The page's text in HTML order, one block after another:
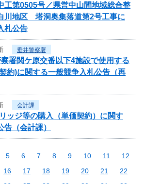
工第0505号／県営中山間地域総合整
地区 塔洞奥集落道第2号工事に
札公告
垂井警察署
署関ケ原交番以下4施設で使用する
約)に関する一般競争入札公告（再
会計課
ッジ等の購入（単価契約）に関す
（会計課）
5 6 7 8 9 10 11
12
16 17 18 19 20 21
22